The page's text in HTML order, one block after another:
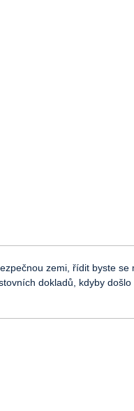
zemi, řídit byste
dokladů, kdyby